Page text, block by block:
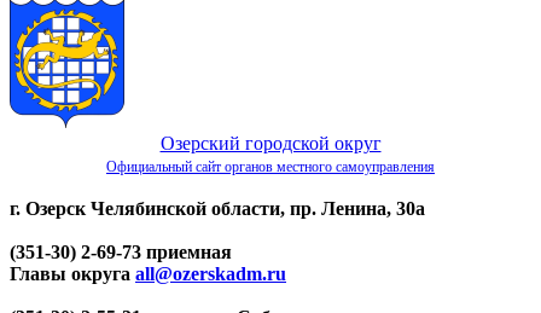
Озерский городской округ
Официальный сайт органов местного самоуправления
г. Озерск Челябинской области, пр. Ленина, 30а
(351-30) 2-69-73 приемная
Главы округа all@ozerskadm.ru